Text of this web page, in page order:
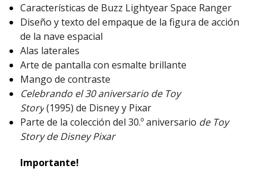
Características de Buzz Lightyear Space Ranger
Diseño y texto del empaque de la figura de acción
de la nave espacial
Alas laterales
Arte de pantalla con esmalte brillante
Mango de contraste
Celebrando el 30 aniversario de Toy
Story(1995) de Disney y Pixar
Parte de la colección del 30.º aniversario de Toy
Story de Disney Pixar
Importante!